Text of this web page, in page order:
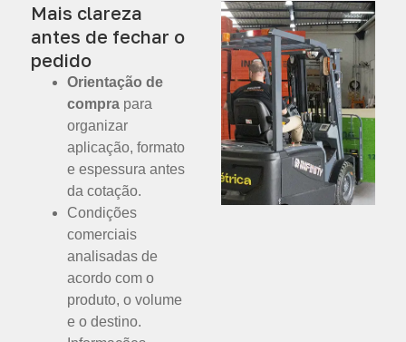
Mais clareza
antes de fechar o
pedido
Orientação de
compra para
organizar
aplicação, formato
e espessura antes
da cotação.
Condições
comerciais
analisadas de
acordo com o
produto, o volume
e o destino.